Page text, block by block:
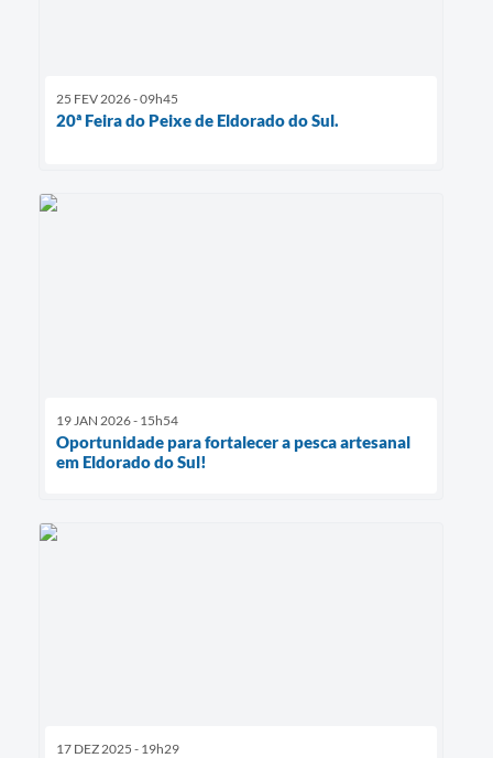
25 FEV 2026 - 09h45
20ª Feira do Peixe de Eldorado do Sul.
19 JAN 2026 - 15h54
Oportunidade para fortalecer a pesca artesanal
em Eldorado do Sul!
17 DEZ 2025 - 19h29